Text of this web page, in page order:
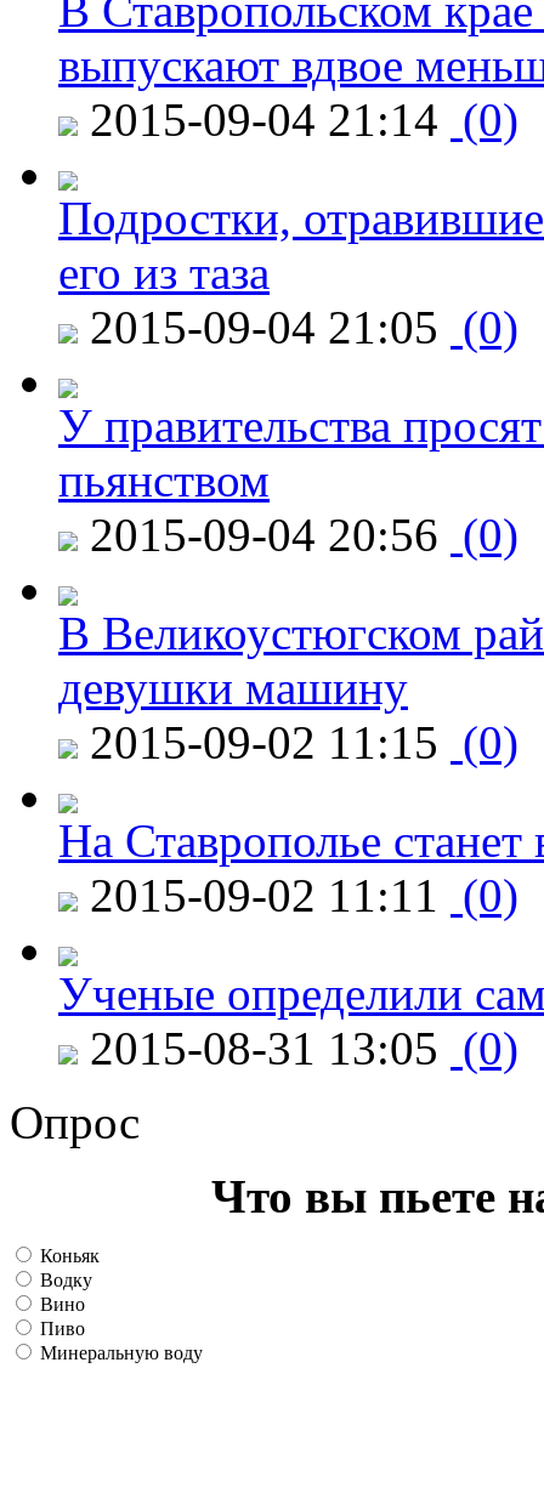
выпускают вдвое
2015-09-04 21:14 (0)
Подростки,
его из таза
2015-09-04 21:05 (0)
У правительства
пьянством
2015-09-04 20:56 (0)
В Великоустюгском
девушки машину
2015-09-02 11:15 (0)
На Ставрополье
2015-09-02 11:11 (0)
Ученые определили
2015-08-31 13:05 (0)
Опрос
Что вы пьете
Коньяк
Водку
Вино
Пиво
Минеральную воду